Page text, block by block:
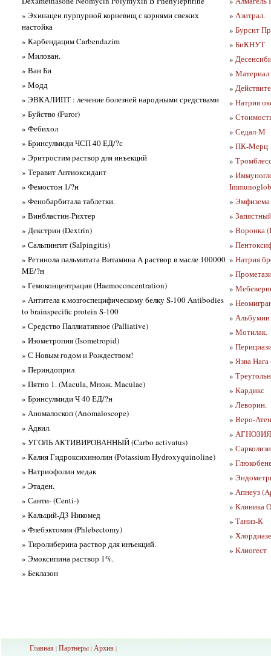
» Эхинацеи пурпурной корневищ с корнями свежих
настойка
» Карбендацим Carbendazim
» Милован.
» Ван Би
» Модд
» ЭВКАЛИПТ : лечение болезней народными средствами
» Буйство (Furor)
» Фебихол
» Бринсулмиди ЧСП 40 ЕД/?с
» Эритростим раствор для инъекций
» Теравит Антиоксидант
» Фемостон 1/?н
» Фенобарбитала таблетки.
» Винбластин-Рихтер
» Декстрин (Dextrin)
» Сальпингит (Salpingitis)
» Ретинола пальмитата Витамина A раствор в масле 100000
МЕ/?н
» Гемоконцентрация (Haemoconcentration)
» Антитела к мозгоспецифическому белку S-100 Antibodies
to brainspecific protein S-100
» Средство Паллиативное (Palliative)
» Изометропия (Isometropid)
» С Новым годом и Рождеством!
» Периндоприл
» Пятно 1. (Macula, Множ. Maculae)
» Бринсулмиди Ч 40 ЕД/?н
» Аномалоскоп (Anomaloscope)
» Адвил.
» УГОЛЬ АКТИВИРОВАННЫЙ (Carbo activatus)
» Калия Гидроксихинолин (Potassium Hydroxyquinoline)
» Натриофолин медак
» Этаден.
» Санти- (Centi-)
» Кальций-Д3 Никомед
» Флебэктомия (Phlebectomy)
» Тиролиберина раствор для инъекций.
» Эмоксипина раствор 1%.
» Беклазон
» Азитрал.
» Бурсит
» БиКНУТ
»
»
»
» Натрия
»
» Седал-М
» ПК-Мерц
»
»
» Эмфизема
»
» Воронка
»
» Натрия
»
»
»
» Альбумин
» Мотилак.
»
» Язва Нага
»
» Кардикс
» Леворин.
» Веро-
» АГНОЗИЯ
»
»
»
» Апнеуз
» Клиника
» Таниз-К
»
» Клиогест
Главная | Партнеры | Архив |